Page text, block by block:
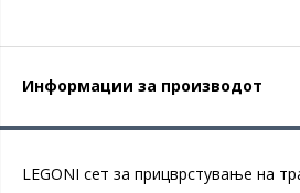
Информации за производот
LEGONI сет за прицврстување на